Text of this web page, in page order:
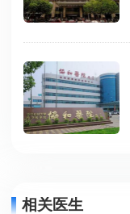
相关医生